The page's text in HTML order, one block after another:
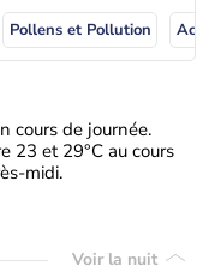
Pollens et Pollution
cours de journée.
23 et 29°C au cours
midi.
Voir la nuit